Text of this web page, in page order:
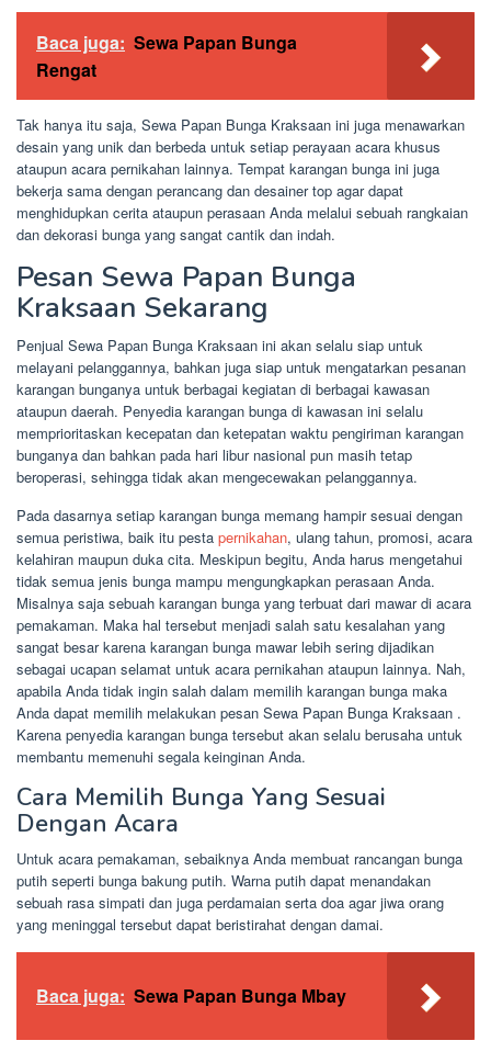
Baca juga: Sewa Papan Bunga
Rengat
Tak hanya itu saja, Sewa Papan Bunga Kraksaan ini juga menawarkan
desain yang unik dan berbeda untuk setiap perayaan acara khusus
ataupun acara pernikahan lainnya. Tempat karangan bunga ini juga
bekerja sama dengan perancang dan desainer top agar dapat
menghidupkan cerita ataupun perasaan Anda melalui sebuah rangkaian
dan dekorasi bunga yang sangat cantik dan indah.
Pesan Sewa Papan Bunga
Kraksaan Sekarang
Penjual Sewa Papan Bunga Kraksaan ini akan selalu siap untuk
melayani pelanggannya, bahkan juga siap untuk mengatarkan pesanan
karangan bunganya untuk berbagai kegiatan di berbagai kawasan
ataupun daerah. Penyedia karangan bunga di kawasan ini selalu
memprioritaskan kecepatan dan ketepatan waktu pengiriman karangan
bunganya dan bahkan pada hari libur nasional pun masih tetap
beroperasi, sehingga tidak akan mengecewakan pelanggannya.
Pada dasarnya setiap karangan bunga memang hampir sesuai dengan
semua peristiwa, baik itu pesta pernikahan, ulang tahun, promosi, acara
kelahiran maupun duka cita. Meskipun begitu, Anda harus mengetahui
tidak semua jenis bunga mampu mengungkapkan perasaan Anda.
Misalnya saja sebuah karangan bunga yang terbuat dari mawar di acara
pemakaman. Maka hal tersebut menjadi salah satu kesalahan yang
sangat besar karena karangan bunga mawar lebih sering dijadikan
sebagai ucapan selamat untuk acara pernikahan ataupun lainnya. Nah,
apabila Anda tidak ingin salah dalam memilih karangan bunga maka
Anda dapat memilih melakukan pesan Sewa Papan Bunga Kraksaan .
Karena penyedia karangan bunga tersebut akan selalu berusaha untuk
membantu memenuhi segala keinginan Anda.
Cara Memilih Bunga Yang Sesuai
Dengan Acara
Untuk acara pemakaman, sebaiknya Anda membuat rancangan bunga
putih seperti bunga bakung putih. Warna putih dapat menandakan
sebuah rasa simpati dan juga perdamaian serta doa agar jiwa orang
yang meninggal tersebut dapat beristirahat dengan damai.
Baca juga: Sewa Papan Bunga Mbay